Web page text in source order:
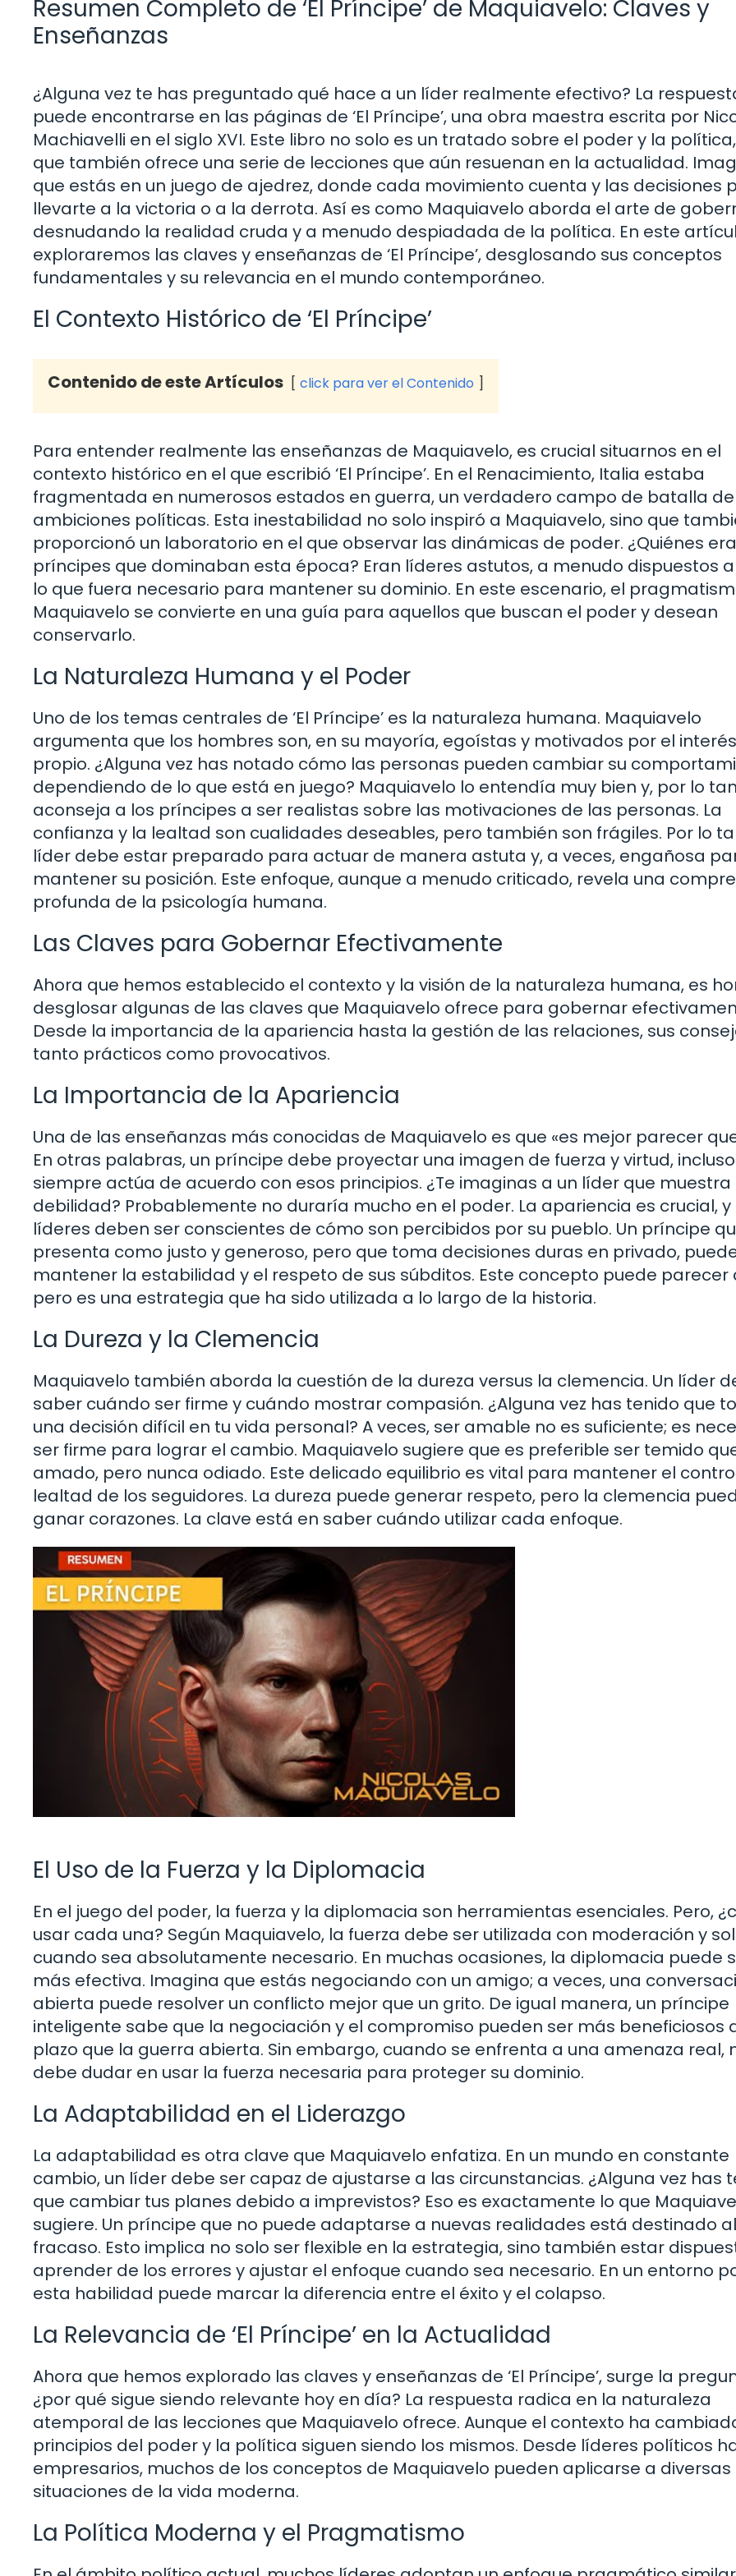
Resumen Completo de ‘El Príncipe’ de Maquiavelo: Claves y
Enseñanzas
¿Alguna vez te has preguntado qué hace a un líder realmente efectivo? La
puede encontrarse en las páginas de ‘El Príncipe’, una obra maestra escrita por
Machiavelli en el siglo XVI. Este libro no solo es un tratado sobre el poder y la
que también ofrece una serie de lecciones que aún resuenan en la actualidad.
que estás en un juego de ajedrez, donde cada movimiento cuenta y las decisiones
llevarte a la victoria o a la derrota. Así es como Maquiavelo aborda el arte de
desnudando la realidad cruda y a menudo despiadada de la política. En este
exploraremos las claves y enseñanzas de ‘El Príncipe’, desglosando sus conceptos
fundamentales y su relevancia en el mundo contemporáneo.
El Contexto Histórico de ‘El Príncipe’
Contenido de este Artículos click para ver el Contenido
Para entender realmente las enseñanzas de Maquiavelo, es crucial situarnos en el
contexto histórico en el que escribió ‘El Príncipe’. En el Renacimiento, Italia estaba
fragmentada en numerosos estados en guerra, un verdadero campo de batalla de
ambiciones políticas. Esta inestabilidad no solo inspiró a Maquiavelo, sino que
proporcionó un laboratorio en el que observar las dinámicas de poder. ¿Quiénes
príncipes que dominaban esta época? Eran líderes astutos, a menudo dispuestos
lo que fuera necesario para mantener su dominio. En este escenario, el
Maquiavelo se convierte en una guía para aquellos que buscan el poder y desean
conservarlo.
La Naturaleza Humana y el Poder
Uno de los temas centrales de ‘El Príncipe’ es la naturaleza humana. Maquiavelo
argumenta que los hombres son, en su mayoría, egoístas y motivados por el interés
propio. ¿Alguna vez has notado cómo las personas pueden cambiar su
dependiendo de lo que está en juego? Maquiavelo lo entendía muy bien y, por lo
aconseja a los príncipes a ser realistas sobre las motivaciones de las personas. La
confianza y la lealtad son cualidades deseables, pero también son frágiles. Por lo
líder debe estar preparado para actuar de manera astuta y, a veces, engañosa
mantener su posición. Este enfoque, aunque a menudo criticado, revela una
profunda de la psicología humana.
Las Claves para Gobernar Efectivamente
Ahora que hemos establecido el contexto y la visión de la naturaleza humana, es
desglosar algunas de las claves que Maquiavelo ofrece para gobernar
Desde la importancia de la apariencia hasta la gestión de las relaciones, sus
tanto prácticos como provocativos.
La Importancia de la Apariencia
Una de las enseñanzas más conocidas de Maquiavelo es que «es mejor parecer
En otras palabras, un príncipe debe proyectar una imagen de fuerza y virtud,
siempre actúa de acuerdo con esos principios. ¿Te imaginas a un líder que muestra
debilidad? Probablemente no duraría mucho en el poder. La apariencia es crucial, y
líderes deben ser conscientes de cómo son percibidos por su pueblo. Un príncipe
presenta como justo y generoso, pero que toma decisiones duras en privado,
mantener la estabilidad y el respeto de sus súbditos. Este concepto puede parecer
pero es una estrategia que ha sido utilizada a lo largo de la historia.
La Dureza y la Clemencia
Maquiavelo también aborda la cuestión de la dureza versus la clemencia. Un líder
saber cuándo ser firme y cuándo mostrar compasión. ¿Alguna vez has tenido que
una decisión difícil en tu vida personal? A veces, ser amable no es suficiente; es
ser firme para lograr el cambio. Maquiavelo sugiere que es preferible ser temido
amado, pero nunca odiado. Este delicado equilibrio es vital para mantener el
lealtad de los seguidores. La dureza puede generar respeto, pero la clemencia
ganar corazones. La clave está en saber cuándo utilizar cada enfoque.
El Uso de la Fuerza y la Diplomacia
En el juego del poder, la fuerza y la diplomacia son herramientas esenciales. Pero,
usar cada una? Según Maquiavelo, la fuerza debe ser utilizada con moderación y
cuando sea absolutamente necesario. En muchas ocasiones, la diplomacia puede
más efectiva. Imagina que estás negociando con un amigo; a veces, una
abierta puede resolver un conflicto mejor que un grito. De igual manera, un príncipe
inteligente sabe que la negociación y el compromiso pueden ser más beneficiosos
plazo que la guerra abierta. Sin embargo, cuando se enfrenta a una amenaza real,
debe dudar en usar la fuerza necesaria para proteger su dominio.
La Adaptabilidad en el Liderazgo
La adaptabilidad es otra clave que Maquiavelo enfatiza. En un mundo en constante
cambio, un líder debe ser capaz de ajustarse a las circunstancias. ¿Alguna vez has
que cambiar tus planes debido a imprevistos? Eso es exactamente lo que
sugiere. Un príncipe que no puede adaptarse a nuevas realidades está destinado al
fracaso. Esto implica no solo ser flexible en la estrategia, sino también estar
aprender de los errores y ajustar el enfoque cuando sea necesario. En un entorno
esta habilidad puede marcar la diferencia entre el éxito y el colapso.
La Relevancia de ‘El Príncipe’ en la Actualidad
Ahora que hemos explorado las claves y enseñanzas de ‘El Príncipe’, surge la
¿por qué sigue siendo relevante hoy en día? La respuesta radica en la naturaleza
atemporal de las lecciones que Maquiavelo ofrece. Aunque el contexto ha
principios del poder y la política siguen siendo los mismos. Desde líderes políticos
empresarios, muchos de los conceptos de Maquiavelo pueden aplicarse a diversas
situaciones de la vida moderna.
La Política Moderna y el Pragmatismo